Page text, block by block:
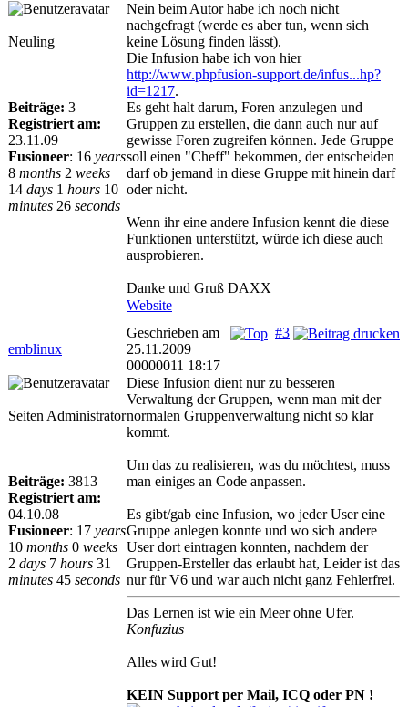
Neuling
Beiträge: 3
Registriert am:
23.11.09
Fusioneer: 16 years
8 months 2 weeks
14 days 1 hours 10
minutes 26 seconds
Nein beim Autor habe ich noch nicht
nachgefragt (werde es aber tun, wenn sich
keine Lösung finden lässt).
Die Infusion habe ich von hier
http://www.phpfusion-support.de/infus...hp?
id=1217.
Es geht halt darum, Foren anzulegen und
Gruppen zu erstellen, die dann auch nur auf
gewisse Foren zugreifen können. Jede Gruppe
soll einen "Cheff" bekommen, der entscheiden
darf ob jemand in diese Gruppe mit hinein darf
oder nicht.
Wenn ihr eine andere Infusion kennt die diese
Funktionen unterstützt, würde ich diese auch
ausprobieren.
Danke und Gruß DAXX
Website
emblinux
#3
Geschrieben am
25.11.2009
00000011 18:17
Seiten Administrator
Beiträge: 3813
Registriert am:
04.10.08
Fusioneer: 17 years
10 months 0 weeks
2 days 7 hours 31
minutes 45 seconds
Diese Infusion dient nur zu besseren
Verwaltung der Gruppen, wenn man mit der
normalen Gruppenverwaltung nicht so klar
kommt.
Um das zu realisieren, was du möchtest, muss
man einiges an Code anpassen.
Es gibt/gab eine Infusion, wo jeder User eine
Gruppe anlegen konnte und wo sich andere
User dort eintragen konnten, nachdem der
Gruppen-Ersteller das erlaubt hat, Leider ist das
nur für V6 und war auch nicht ganz Fehlerfrei.
Das Lernen ist wie ein Meer ohne Ufer.
Konfuzius
Alles wird Gut!
KEIN Support per Mail, ICQ oder PN !